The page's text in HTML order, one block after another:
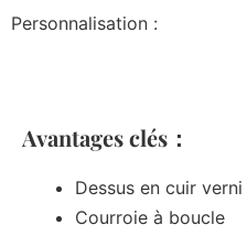
Personnalisation :
Avantages clés：
Dessus en cuir verni
Courroie à boucle